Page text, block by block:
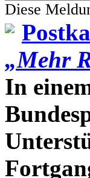
Diese
„Mehr
In